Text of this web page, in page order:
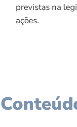
previstas na
ações.